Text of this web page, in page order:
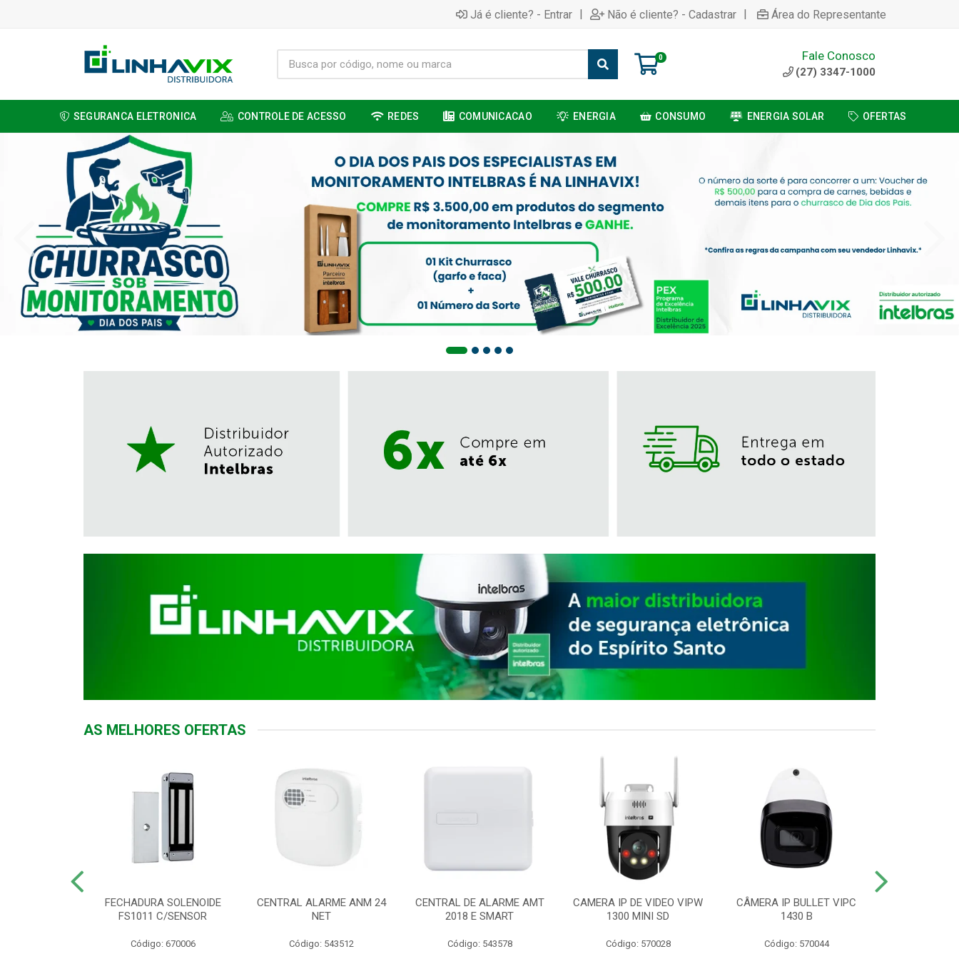
Já é cliente? - Entrar | Não é cliente? - Cadastrar | Área do Representante
0 Fale Conosco
(27) 3347-1000
SEGURANCA ELETRONICA CONTROLE DE ACESSO REDES COMUNICACAO ENERGIA CONSUMO ENERGIA SOLAR OFERTAS
AS MELHORES OFERTAS
FECHADURA SOLENOIDE
FS1011 C/SENSOR
Código: 670006
CENTRAL ALARME ANM 24
NET
Código: 543512
CENTRAL DE ALARME AMT
2018 E SMART
Código: 543578
CAMERA IP DE VIDEO VIPW
1300 MINI SD
Código: 570028
CÂMERA IP BULLET VIPC
1430 B
Código: 570044